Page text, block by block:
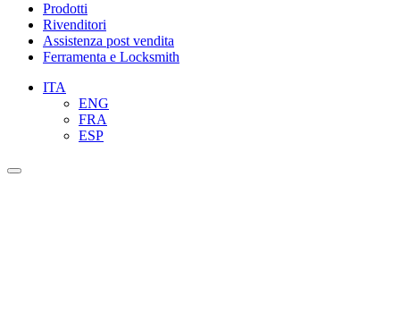
Prodotti
Rivenditori
Assistenza post vendita
Ferramenta e Locksmith
ITA
ENG
FRA
ESP